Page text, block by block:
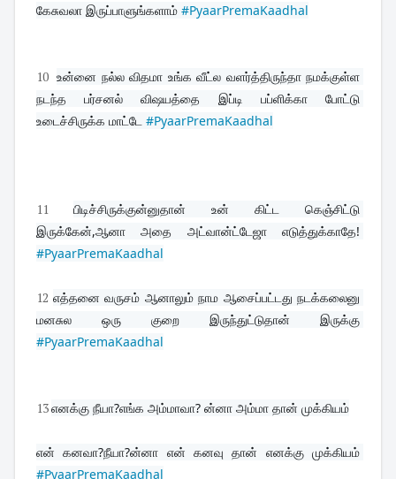
கேசுவலா இருப்பாளுங்களாம் #PyaarPremaKaadhal
10 உன்னை நல்ல விதமா உங்க வீட்ல வளர்த்திருந்தா நமக்குள்ள
நடந்த பர்சனல் விஷயத்தை இப்டி பப்ளிக்கா போட்டு
உடைச்சிருக்க மாட்டே #PyaarPremaKaadhal
11 பிடிச்சிருக்குன்னுதான் உன் கிட்ட கெஞ்சிட்டு
#PyaarPremaKaadhal
12 எத்தனை வருசம் ஆனாலும் நாம ஆசைப்பட்டது நடக்கலைனு
#PyaarPremaKaadhal
13எனக்கு நீயா?எங்க அம்மாவா? ன்னா அம்மா தான் முக்கியம்
#PyaarPremaKaadhal